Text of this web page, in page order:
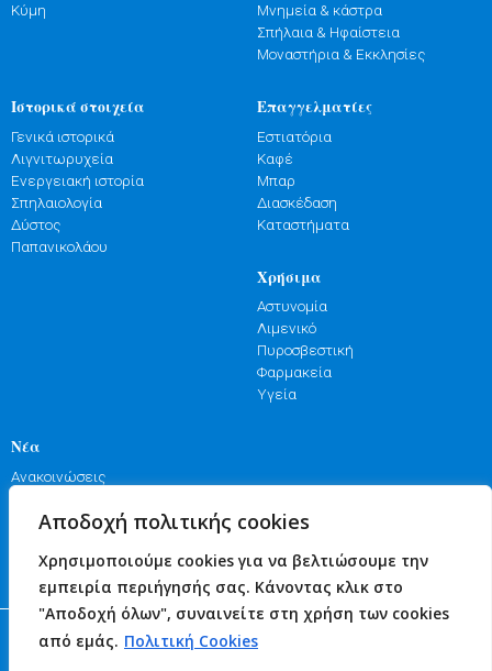
Αποδοχή πολιτικής cookies
Χρησιμοποιούμε cookies για να βελτιώσουμε την
εμπειρία περιήγησής σας. Κάνοντας κλικ στο
"Αποδοχή όλων", συναινείτε στη χρήση των cookies
από εμάς. Πολιτική Cookies
Κύμη
Μνημεία & κάστρα
Σπήλαια & Ηφαίστεια
Μοναστήρια & Εκκλησίες
Ιστορικά στοιχεία
Γενικά ιστορικά
Λιγνιτωρυχεία
Ενεργειακή ιστορία
Σπηλαιολογία
Δύστος
Παπανικολάου
Επαγγελματίες
Εστιατόρια
Καφέ
Μπαρ
Διασκέδαση
Καταστήματα
Χρήσιμα
Αστυνομία
Λιμενικό
Πυροσβεστική
Φαρμακεία
Υγεία
Νέα
Ανακοινώσεις
Γιορτές
Επικοινωνία
© 2026 Δήμος Κύμης - Αλιβερίου